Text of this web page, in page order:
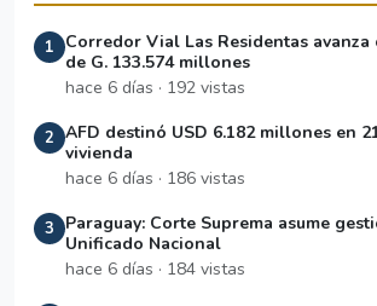
1
Corredor Vial Las Residentas
de G. 133.574 millones
hace 6 días · 192 vistas
2 AFD destinó USD 6.182 millones en
vivienda
hace 6 días · 186 vistas
3
Paraguay: Corte Suprema asume
Unificado Nacional
hace 6 días · 184 vistas